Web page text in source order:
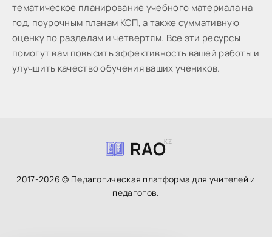
тематическое планирование учебного материала на
год, поурочным планам КСП, а также суммативную
оценку по разделам и четвертям. Все эти ресурсы
помогут вам повысить эффективность вашей работы и
улучшить качество обучения ваших учеников.
RAOKZ
2017-2026 © Педагогическая платформа для учителей и
педагогов.